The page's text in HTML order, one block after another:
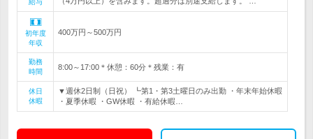
給与
初年度
年収
400万円～500万円
勤務
時間
8:00～17:00＊休憩：60分＊残業：有
休日
休暇
▼週休2日制（日祝） ┗第1・第3土曜日のみ出勤 ・年末年始休暇
・夏季休暇 ・GW休暇 ・有給休暇…